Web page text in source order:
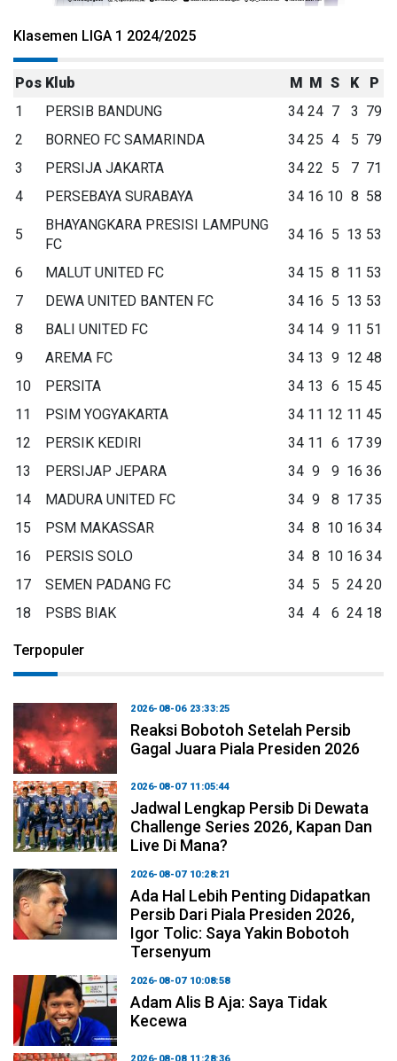
Klasemen LIGA 1 2024/2025
Pos Klub M M S K
P
1
PERSIB BANDUNG 34 24 7 3 79
2
BORNEO FC SAMARINDA 34 25 4 5 79
3
PERSIJA JAKARTA 34 22 5 7 71
4
PERSEBAYA SURABAYA 34 16 10 8 58
5
BHAYANGKARA PRESISI LAMPUNG
FC
34 16 5 13 53
6 MALUT UNITED FC 34 15 8 11 53
7
DEWA UNITED BANTEN FC 34 16 5 13 53
8
BALI UNITED FC 34 14 9 11 51
9
AREMA FC 34 13 9 12 48
10
PERSITA 34 13 6 15 45
11
PSIM YOGYAKARTA 34 11 12 11 45
12
PERSIK KEDIRI 34 11 6 17 39
13
PERSIJAP JEPARA 34 9 9 16 36
14
MADURA UNITED FC 34 9 8 17 35
15
PSM MAKASSAR 34 8 10 16 34
16
PERSIS SOLO 34 8 10 16 34
17
SEMEN PADANG FC 34 5 5 24 20
18
PSBS BIAK 34 4 6 24 18
Terpopuler
2026-08-06 23:33:25
Reaksi Bobotoh Setelah Persib
Gagal Juara Piala Presiden 2026
2026-08-07 11:05:44
Jadwal Lengkap Persib Di Dewata
Challenge Series 2026, Kapan Dan
Live Di Mana?
2026-08-07 10:28:21
Ada Hal Lebih Penting Didapatkan
Persib Dari Piala Presiden 2026,
Igor Tolic: Saya Yakin Bobotoh
Tersenyum
2026-08-07 10:08:58
Adam Alis B Aja: Saya Tidak
Kecewa
2026-08-08 11:28:36